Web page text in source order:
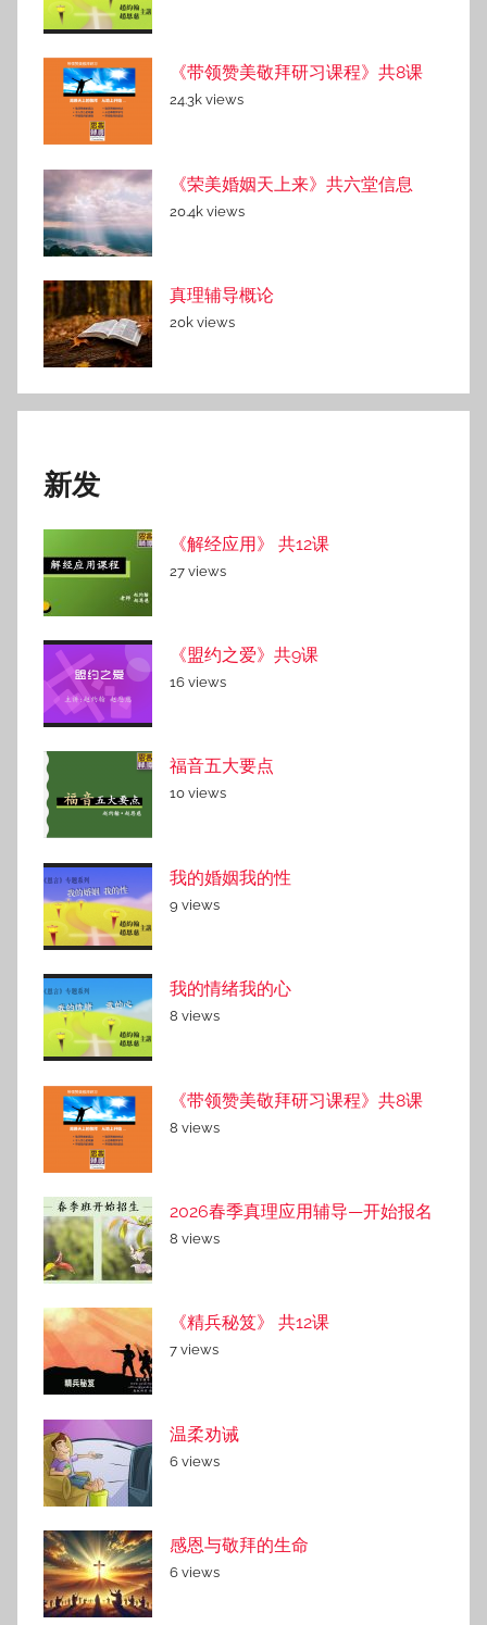
《带领赞美敬拜研习课程》共8课
24.3k views
《荣美婚姻天上来》共六堂信息
20.4k views
真理辅导概论
20k views
新发
《解经应用》 共12课
27 views
《盟约之爱》共9课
16 views
福音五大要点
10 views
我的婚姻我的性
9 views
我的情绪我的心
8 views
《带领赞美敬拜研习课程》共8课
8 views
2026春季真理应用辅导—开始报名
8 views
《精兵秘笈》 共12课
7 views
温柔劝诫
6 views
感恩与敬拜的生命
6 views